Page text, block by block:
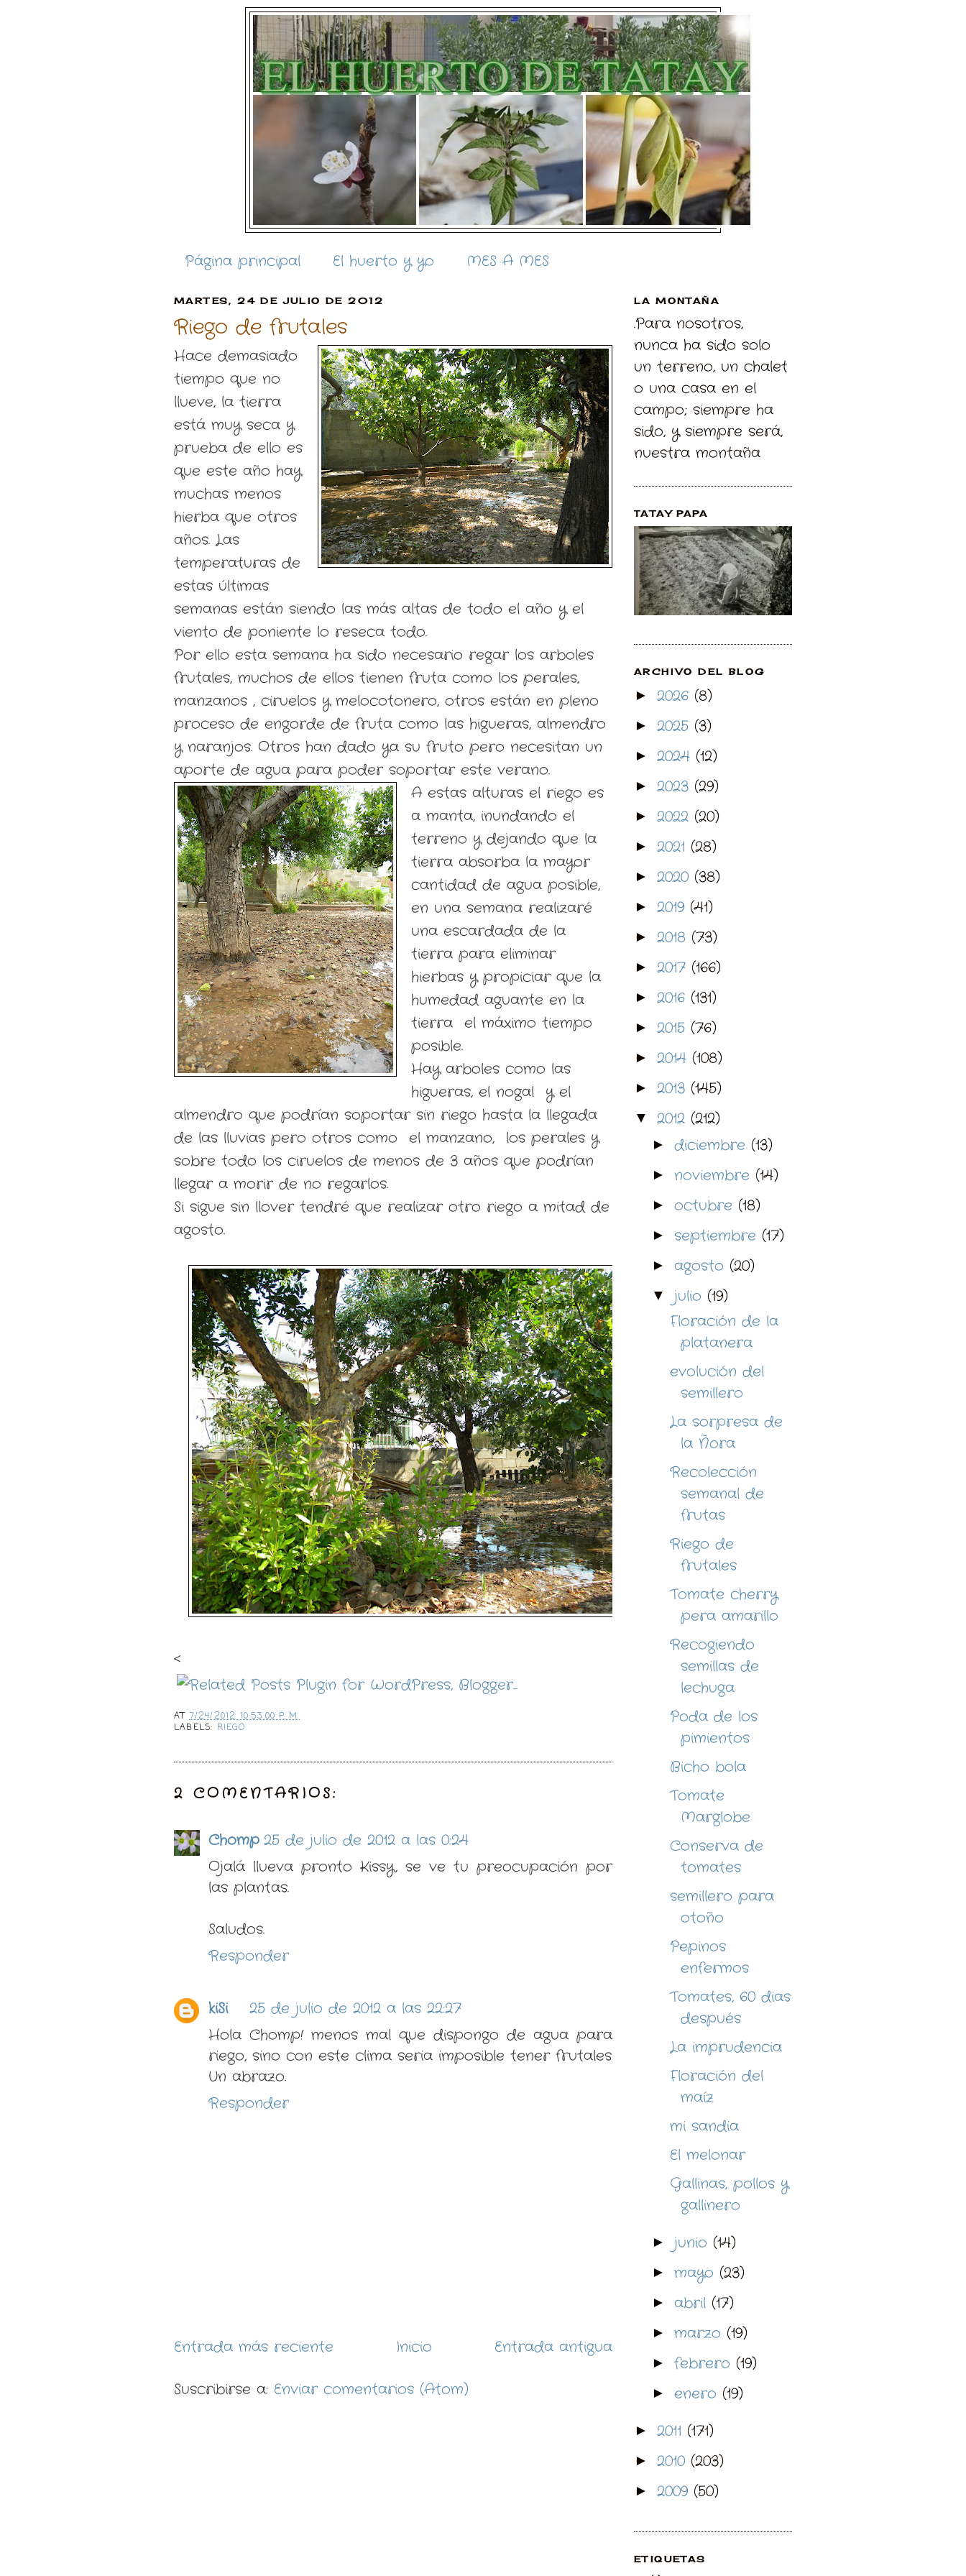
Página principal El huerto y yo MES A MES
MARTES, 24 DE JULIO DE 2012
Riego de frutales
Hace demasiado
tiempo que no
llueve, la tierra
está muy seca y
prueba de ello es
que este año hay
muchas menos
hierba que otros
años. Las
temperaturas de
estas últimas
semanas están siendo las más altas de todo el año y el
viento de poniente lo reseca todo.
Por ello esta semana ha sido necesario regar los arboles
frutales, muchos de ellos tienen fruta como los perales,
manzanos , ciruelos y melocotonero, otros están en pleno
proceso de engorde de fruta como las higueras, almendro
y naranjos. Otros han dado ya su fruto pero necesitan un
aporte de agua para poder soportar este verano.
A estas alturas el riego es
a manta, inundando el
terreno y dejando que la
tierra absorba la mayor
cantidad de agua posible,
en una semana realizaré
una escardada de la
tierra para eliminar
hierbas y propiciar que la
humedad aguante en la
tierra el máximo tiempo
posible.
Hay arboles como las
higueras, el nogal y el
almendro que podrían soportar sin riego hasta la llegada
de las lluvias pero otros como el manzano, los perales y
sobre todo los ciruelos de menos de 3 años que podrían
llegar a morir de no regarlos.
Si sigue sin llover tendré que realizar otro riego a mitad de
agosto.
<
AT7/24/2012 10:53:00 P. M.
LABELS: RIEGO
2 COMENTARIOS:
Chomp 25 de julio de 2012 a las 0:24
Ojalá llueva pronto Kissy, se ve tu preocupación por
las plantas.
Saludos.
Responder
kiSi
25 de julio de 2012 a las 22:27
Hola Chomp! menos mal que dispongo de agua para
riego, sino con este clima seria imposible tener frutales
Un abrazo.
Responder
Entrada más reciente Entrada antigua
Inicio
Suscribirse a: Enviar comentarios (Atom)
LA MONTAÑA
.Para nosotros,
nunca ha sido solo
un terreno, un chalet
o una casa en el
campo; siempre ha
sido, y siempre será,
nuestra montaña
TATAY PAPA
ARCHIVO DEL BLOG
► 2026 (8)
► 2025 (3)
► 2024 (12)
► 2023 (29)
► 2022 (20)
► 2021 (28)
► 2020 (38)
► 2019 (41)
► 2018 (73)
► 2017 (166)
► 2016 (131)
► 2015 (76)
► 2014 (108)
► 2013 (145)
▼ 2012 (212)
► diciembre (13)
► noviembre (14)
► octubre (18)
► septiembre (17)
► agosto (20)
▼ julio (19)
Floración de la
platanera
evolución del
semillero
La sorpresa de
la Ñora
Recolección
semanal de
frutas
Riego de
frutales
Tomate cherry
pera amarillo
Recogiendo
semillas de
lechuga
Poda de los
pimientos
Bicho bola
Tomate
Marglobe
Conserva de
tomates
semillero para
otoño
Pepinos
enfermos
Tomates, 60 dias
después
La imprudencia
Floración del
maíz
mi sandia
El melonar
Gallinas, pollos y
gallinero
► junio (14)
► mayo (23)
► abril (17)
► marzo (19)
► febrero (19)
► enero (19)
► 2011 (171)
► 2010 (203)
► 2009 (50)
ETIQUETAS